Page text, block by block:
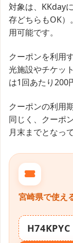
対象は、KKday
存どちらもOK
用可能です。
クーポンを利用
光施設やチケッ
は1回あたり200
クーポンの利用
同じく、クーポ
月末までとなっ
宮崎県で使え
H74KPYC